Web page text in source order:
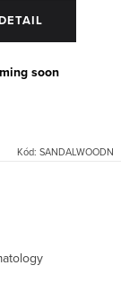
soon
Kód: SANDALWOODN